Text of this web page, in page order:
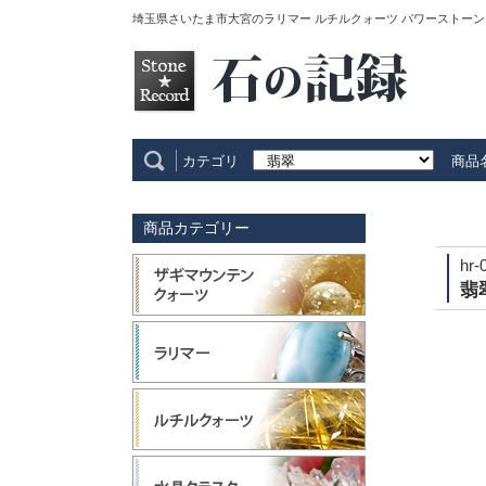
埼玉県さいたま市大宮のラリマー ルチルクォーツ パワーストー
カテゴリ 商品
hr-
翡
商品カテゴリー